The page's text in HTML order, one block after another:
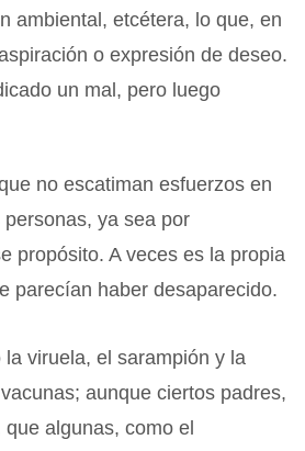
ambiental, etcétera, lo que, en
o expresión de deseo.
un mal, pero luego
no escatiman esfuerzos en
ya sea por
propósito. A veces es la propia
parecían haber desaparecido.
viruela, el sarampión y la
aunque ciertos padres,
algunas, como el